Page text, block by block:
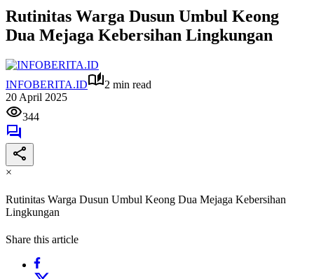
Rutinitas Warga Dusun Umbul Keong
Dua Mejaga Kebersihan Lingkungan
INFOBERITA.ID
2 min read
20 April 2025
344
×
Rutinitas Warga Dusun Umbul Keong Dua Mejaga Kebersihan
Lingkungan
Share this article